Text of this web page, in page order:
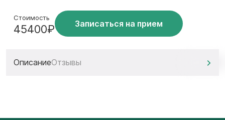
Стоимость
45400₽ Записаться на прием
ОписаниеОтзывы